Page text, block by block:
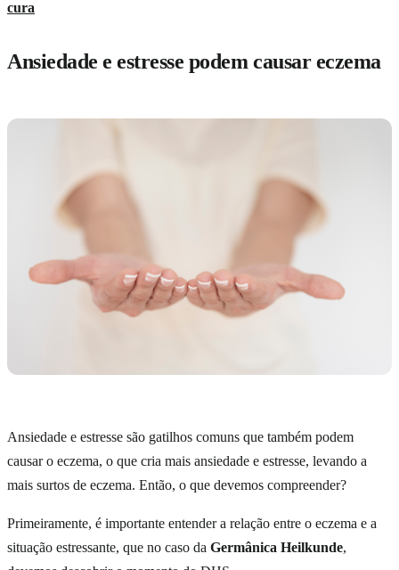
cura
Ansiedade e estresse podem causar eczema
Ansiedade e estresse são gatilhos comuns que também podem
causar o eczema, o que cria mais ansiedade e estresse, levando a
mais surtos de eczema. Então, o que devemos compreender?
Primeiramente, é importante entender a relação entre o eczema e a
situação estressante, que no caso da Germânica Heilkunde,